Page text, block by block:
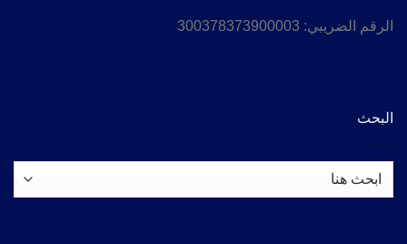
الرقم الضريبي: 300378373900003
البحث